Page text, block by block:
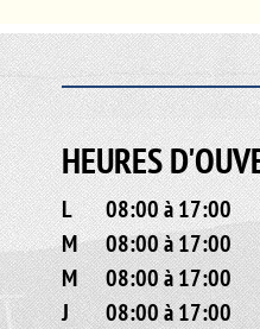
HEURES
L
08:00 à 17:00
M
08:00 à 17:00
M
08:00 à 17:00
J
08:00 à 17:00